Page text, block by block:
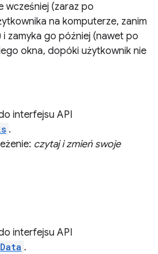
wcześniej (zaraz po
na komputerze, zanim
zamyka go później (nawet po
okna, dopóki użytkownik nie
interfejsu API
.
czytaj i zmień swoje
interfejsu API
.